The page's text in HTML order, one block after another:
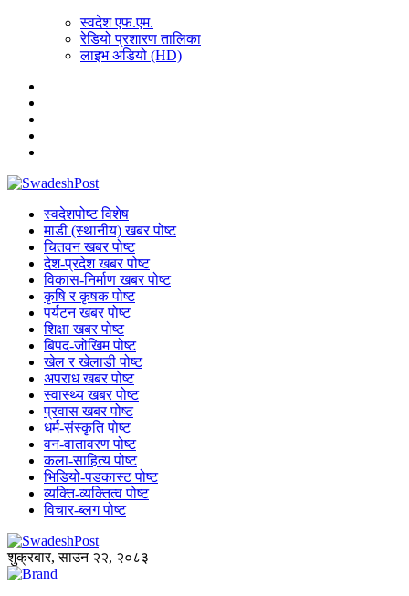
स्वदेश एफ.एम.
रेडियो प्रशारण तालिका
लाइभ अडियो (HD)
स्वदेशपोष्ट विशेष
माडी (स्थानीय) खबर पोष्ट
चितवन खबर पोष्ट
देश-प्रदेश खबर पोष्ट
विकास-निर्माण खबर पोष्ट
कृषि र कृषक पोष्ट
पर्यटन खबर पोष्ट
शिक्षा खबर पोष्ट
बिपद-जोखिम पोष्ट
खेल र खेलाडी पोष्ट
अपराध खबर पोष्ट
स्वास्थ्य खबर पोष्ट
प्रवास खबर पोष्ट
धर्म-संस्कृति पोष्ट
वन-वातावरण पोष्ट
कला-साहित्य पोष्ट
भिडियो-पडकास्ट पोष्ट
व्यक्ति-व्यक्तित्व पोष्ट
विचार-ब्लग पोष्ट
शुक्रबार, साउन २२, २०८३